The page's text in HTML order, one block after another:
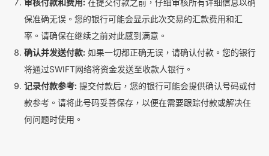
审核付款和费用: 在提交付款之前，仔细审核所有详细信息以确
保准确无误。您的银行可能会显示此次交易的汇款费用和汇
率。请确保在继续之前对此感到满意。
确认并发送付款: 如果一切都正确无误，请确认付款。您的银行
将通过SWIFT网络将资金发送至收款人银行。
记录付款参考: 提交付款后，您的银行可能会提供确认号码或付
款参考。请将此号码妥善保存，以便在需要跟踪付款或解决任
何问题时使用。